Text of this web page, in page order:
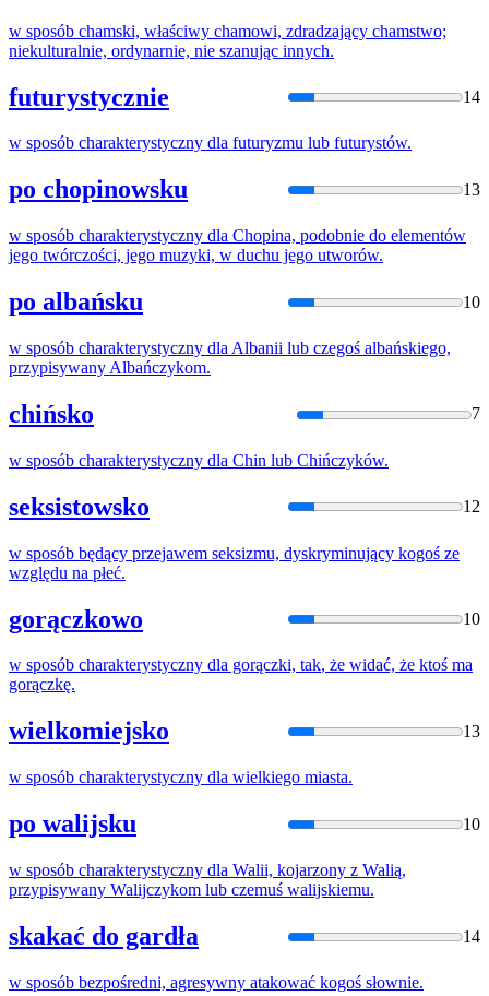
w sposób chamski, właściwy chamowi, zdradzający chamstwo;
niekulturalnie, ordynarnie, nie szanując innych.
futurystycznie 14
w sposób charakterystyczny dla futuryzmu lub futurystów.
po chopinowsku 13
w sposób charakterystyczny dla Chopina, podobnie do elementów
jego twórczości, jego muzyki, w duchu jego utworów.
po albańsku 10
w sposób charakterystyczny dla Albanii lub czegoś albańskiego,
przypisywany Albańczykom.
chińsko 7
w sposób charakterystyczny dla Chin lub Chińczyków.
seksistowsko 12
w sposób będący przejawem seksizmu, dyskryminujący kogoś ze
względu na płeć.
gorączkowo 10
w sposób charakterystyczny dla gorączki, tak, że widać, że ktoś ma
gorączkę.
wielkomiejsko 13
w sposób charakterystyczny dla wielkiego miasta.
po walijsku 10
w sposób charakterystyczny dla Walii, kojarzony z Walią,
przypisywany Walijczykom lub czemuś walijskiemu.
skakać do gardła 14
w sposób bezpośredni, agresywny atakować kogoś słownie.